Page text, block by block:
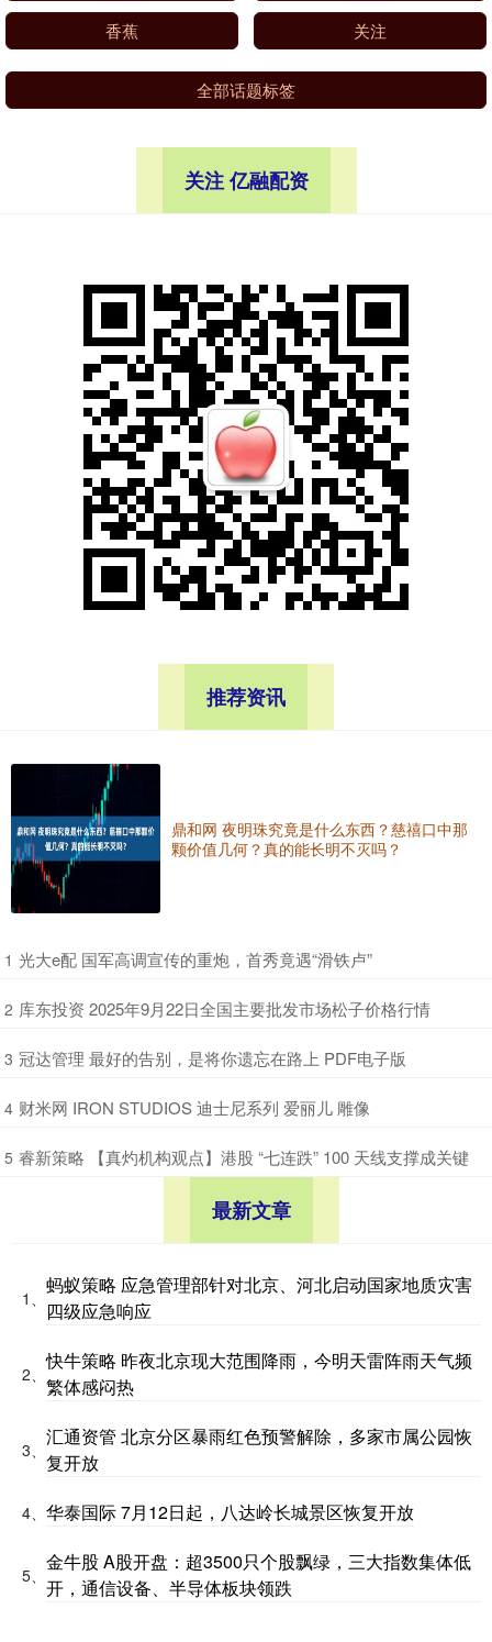
香蕉 关注
全部话题标签
关注 亿融配资
推荐资讯
鼎和网 夜明珠究竟是什么东西？慈禧口中那
颗价值几何？真的能长明不灭吗？
1 ​光大e配 国军高调宣传的重炮，首秀竟遇“滑铁卢”
2 ​库东投资 2025年9月22日全国主要批发市场松子价格行情
3 ​冠达管理 最好的告别，是将你遗忘在路上 PDF电子版
4 ​财米网 IRON STUDIOS 迪士尼系列 爱丽儿 雕像
5 ​睿新策略 【真灼机构观点】港股 “七连跌” 100 天线支撑成关键
最新文章
1、
蚂蚁策略 应急管理部针对北京、河北启动国家地质灾害
四级应急响应
2、
快牛策略 昨夜北京现大范围降雨，今明天雷阵雨天气频
繁体感闷热
3、
汇通资管 北京分区暴雨红色预警解除，多家市属公园恢
复开放
4、 华泰国际 7月12日起，八达岭长城景区恢复开放
5、
金牛股 A股开盘：超3500只个股飘绿，三大指数集体低
开，通信设备、半导体板块领跌